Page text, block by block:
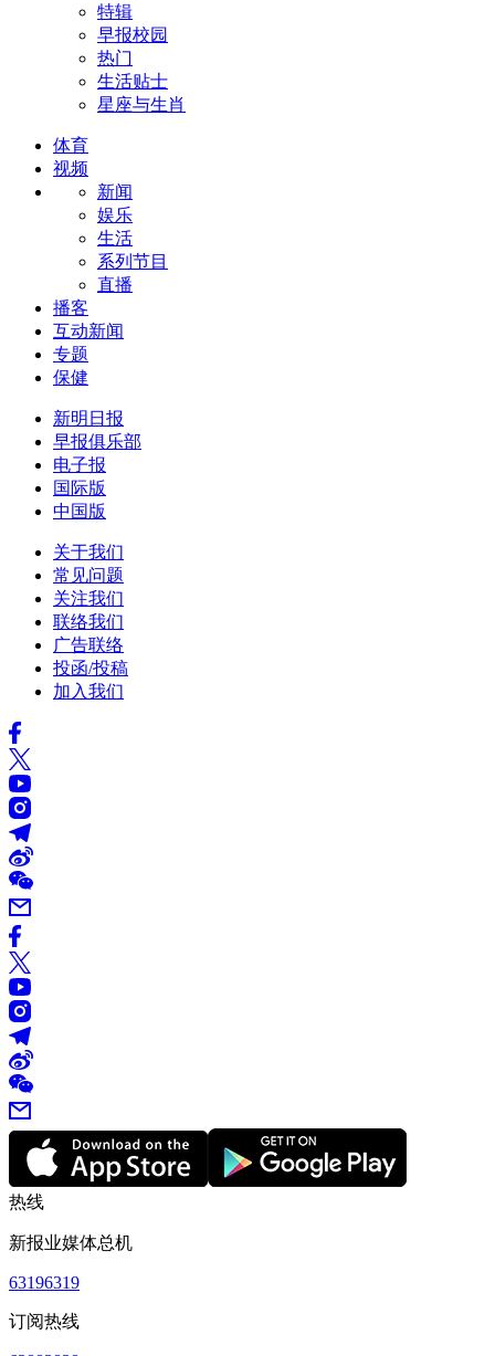
特辑
早报校园
热门
生活贴士
星座与生肖
体育
视频
新闻
娱乐
生活
系列节目
直播
播客
互动新闻
专题
保健
新明日报
早报俱乐部
电子报
国际版
中国版
关于我们
常见问题
关注我们
联络我们
广告联络
投函/投稿
加入我们
热线
新报业媒体总机
63196319
订阅热线